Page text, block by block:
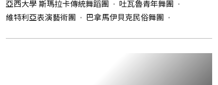
亞西大學 斯瑪拉卡傳統舞蹈團
吐瓦魯青年舞團
維特利亞表演藝術團
巴拿馬伊貝克民俗舞團